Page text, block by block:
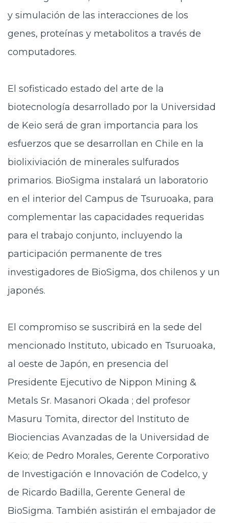
y simulación de las interacciones de los
genes, proteínas y metabolitos a través de
computadores.
El sofisticado estado del arte de la
biotecnología desarrollado por la Universidad
de Keio será de gran importancia para los
esfuerzos que se desarrollan en Chile en la
biolixiviación de minerales sulfurados
primarios. BioSigma instalará un laboratorio
en el interior del Campus de Tsuruoaka, para
complementar las capacidades requeridas
para el trabajo conjunto, incluyendo la
participación permanente de tres
investigadores de BioSigma, dos chilenos y un
japonés.
El compromiso se suscribirá en la sede del
mencionado Instituto, ubicado en Tsuruoaka,
al oeste de Japón, en presencia del
Presidente Ejecutivo de Nippon Mining &
Metals Sr. Masanori Okada ; del profesor
Masuru Tomita, director del Instituto de
Biociencias Avanzadas de la Universidad de
Keio; de Pedro Morales, Gerente Corporativo
de Investigación e Innovación de Codelco, y
de Ricardo Badilla, Gerente General de
BioSigma. También asistirán el embajador de